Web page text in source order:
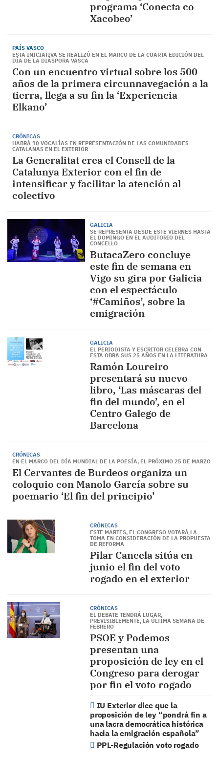
programa ‘Conecta co
Xacobeo’
PAÍS VASCO
ESTA INICIATIVA SE REALIZÓ EN EL MARCO DE LA CUARTA EDICIÓN DEL
DÍA DE LA DIÁSPORA VASCA
Con un encuentro virtual sobre los 500
años de la primera circunnavegación a la
tierra, llega a su fin la ‘Experiencia
Elkano’
CRÓNICAS
HABRÁ 10 VOCALÍAS EN REPRESENTACIÓN DE LAS COMUNIDADES
CATALANAS EN EL EXTERIOR
La Generalitat crea el Consell de la
Catalunya Exterior con el fin de
intensificar y facilitar la atención al
colectivo
GALICIA
SE REPRESENTA DESDE ESTE VIERNES HASTA
EL DOMINGO EN EL AUDITORIO DEL
CONCELLO
ButacaZero concluye
este fin de semana en
Vigo su gira por Galicia
con el espectáculo
‘#Camiños’, sobre la
emigración
GALICIA
EL PERIODISTA Y ESCRITOR CELEBRA CON
ESTA OBRA SUS 25 AÑOS EN LA LITERATURA
Ramón Loureiro
presentará su nuevo
libro, ‘Las máscaras del
fin del mundo’, en el
Centro Galego de
Barcelona
CRÓNICAS
EN EL MARCO DEL DÍA MUNDIAL DE LA POESÍA, EL PRÓXIMO 25 DE MARZO
El Cervantes de Burdeos organiza un
coloquio con Manolo García sobre su
poemario ‘El fin del principio’
CRÓNICAS
ESTE MARTES, EL CONGRESO VOTARÁ LA
TOMA EN CONSIDERACIÓN DE LA PROPUESTA
DE REFORMA
Pilar Cancela sitúa en
junio el fin del voto
rogado en el exterior
CRÓNICAS
EL DEBATE TENDRÁ LUGAR,
PREVISIBLEMENTE, LA ÚLTIMA SEMANA DE
FEBRERO
PSOE y Podemos
presentan una
proposición de ley en el
Congreso para derogar
por fin el voto rogado
IU Exterior dice que la
proposición de ley “pondrá fin a
una lacra democrática histórica
hacia la emigración española”
PPL-Regulación voto rogado